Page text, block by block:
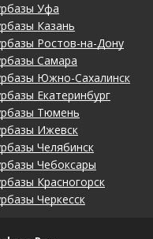
Уфа
Казань
Ростов-на-Дону
Самара
Южно-Сахалинск
Екатеринбург
Тюмень
Ижевск
Челябинск
Чебоксары
Красногорск
Черкесск